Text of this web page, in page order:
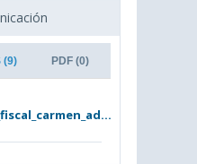
(9) PDF (0)